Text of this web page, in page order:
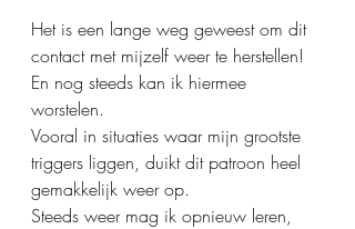
Het is een lange weg geweest om dit
contact met mijzelf weer te herstellen!
En nog steeds kan ik hiermee
worstelen.
Vooral in situaties waar mijn grootste
triggers liggen, duikt dit patroon heel
gemakkelijk weer op.
Steeds weer mag ik opnieuw leren,